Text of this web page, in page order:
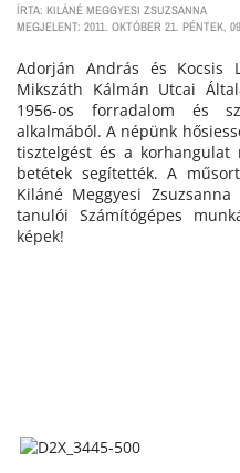
ÍRTA: KILÁNÉ MEGGYESI ZSUZSANNA
MEGJELENT: 2011. OKTÓBER 21. PÉNTEK,
Adorján András és Kocsis
Mikszáth Kálmán Utcai
1956-os forradalom és
alkalmából. A népünk
tisztelgést és a korhangulat
betétek segítették. A
Kiláné Meggyesi
tanulói Számítógépes
képek!